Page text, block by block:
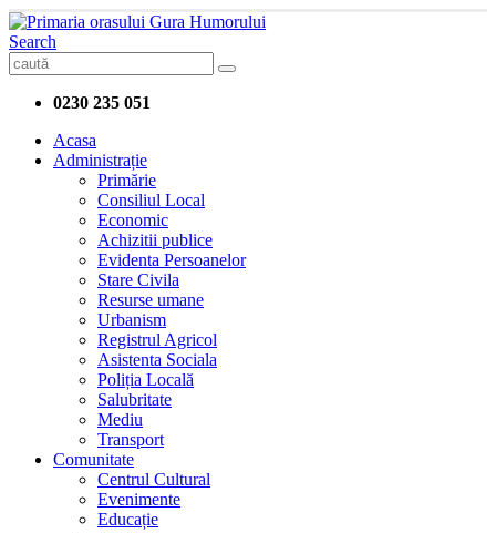
Search
0230 235 051
Acasa
Administrație
Primărie
Consiliul Local
Economic
Achizitii publice
Evidenta Persoanelor
Stare Civila
Resurse umane
Urbanism
Registrul Agricol
Asistenta Sociala
Poliția Locală
Salubritate
Mediu
Transport
Comunitate
Centrul Cultural
Evenimente
Educație